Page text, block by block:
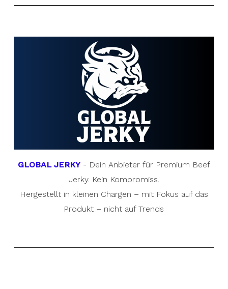
GLOBAL JERKY- Dein Anbieter für Premium Beef
Jerky. Kein Kompromiss.
Hergestellt in kleinen Chargen – mit Fokus auf das
Produkt – nicht auf Trends